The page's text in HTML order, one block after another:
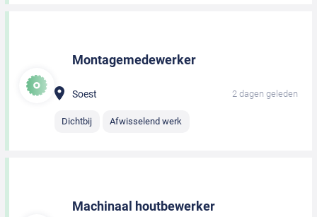
Montagemedewerker
Soest 2 dagen geleden
Dichtbij Afwisselend werk
Machinaal houtbewerker